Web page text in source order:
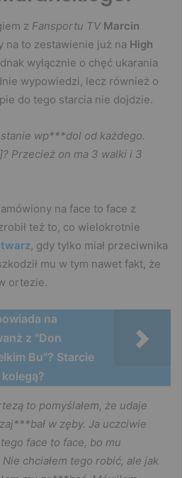
z Fansportu TV Marcin
na to zestawienie już na High
wyłącznie o chęć ukarania
wypowiedzi, lecz również o
do tego starcia nie dojdzie.
wp***dol od każdego.
Przecież on ma 3 walki i 3
na face to face z
też to, co wielokrotnie
twarz, gdy tylko miał przeciwnika
mu w tym nawet fakt, że
ortezie.
na
z "Don
Bu"? Starcie
to pomyślałem, że udaje
w zęby. Ja uczciwie
face to face, bo mu
chciałem tego robić, ale jak